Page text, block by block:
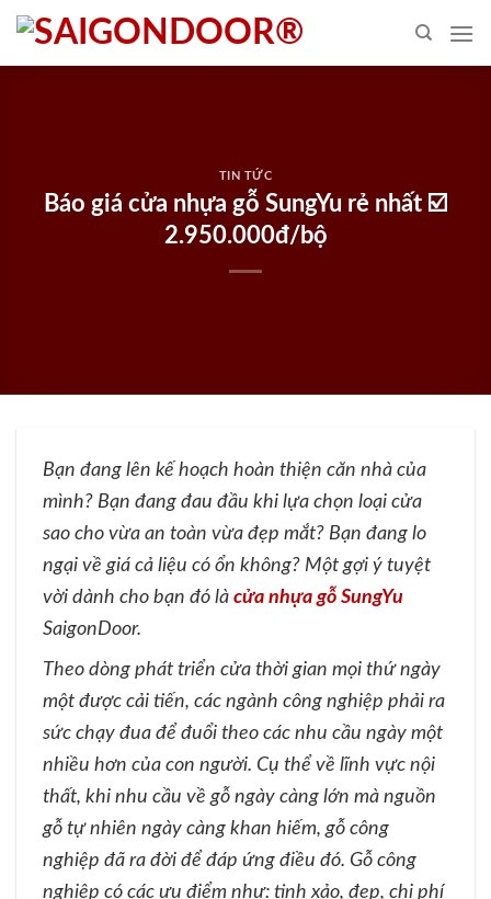
Skip
content
TIN TỨC
Báo giá cửa nhựa gỗ SungYu rẻ nhất ☑️
2.950.000đ/bộ
Bạn đang lên kế hoạch hoàn thiện căn nhà của
mình? Bạn đang đau đầu khi lựa chọn loại cửa
sao cho vừa an toàn vừa đẹp mắt? Bạn đang lo
ngại về giá cả liệu có ổn không? Một gợi ý tuyệt
vời dành cho bạn đó là cửa nhựa gỗ SungYu
SaigonDoor.
Theo dòng phát triển cửa thời gian mọi thứ ngày
một được cải tiến, các ngành công nghiệp phải ra
sức chạy đua để đuổi theo các nhu cầu ngày một
nhiều hơn của con người. Cụ thể về lĩnh vực nội
thất, khi nhu cầu về gỗ ngày càng lớn mà nguồn
gỗ tự nhiên ngày càng khan hiếm, gỗ công
nghiệp đã ra đời để đáp ứng điều đó. Gỗ công
nghiệp có các ưu điểm như: tinh xảo, đẹp, chi phí